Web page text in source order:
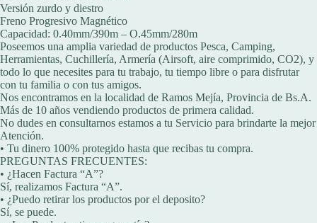
Versión zurdo y diestro
Freno Progresivo Magnético
Capacidad: 0.40mm/390m – O.45mm/280m
Poseemos una amplia variedad de productos Pesca, Camping,
Herramientas, Cuchillería, Armería (Airsoft, aire comprimido, CO2), y
todo lo que necesites para tu trabajo, tu tiempo libre o para disfrutar
con tu familia o con tus amigos.
Nos encontramos en la localidad de Ramos Mejía, Provincia de Bs.A.
Más de 10 años vendiendo productos de primera calidad.
No dudes en consultarnos estamos a tu Servicio para brindarte la mejor
Atención.
• Tu dinero 100% protegido hasta que recibas tu compra.
PREGUNTAS FRECUENTES:
• ¿Hacen Factura “A”?
Sí, realizamos Factura “A”.
• ¿Puedo retirar los productos por el deposito?
Sí, se puede.